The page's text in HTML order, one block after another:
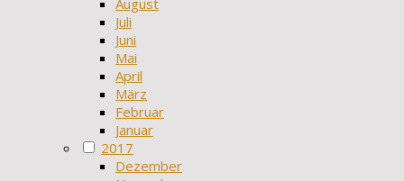
August
Juli
Juni
Mai
April
März
Februar
Januar
2017
Dezember